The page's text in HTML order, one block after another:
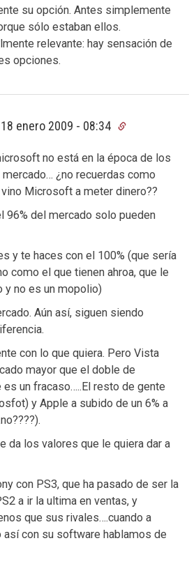
su opción. Antes simplemente
sólo estaban ellos.
relevante: hay sensación de
opciones.
18 enero 2009 - 08:34
no está en la época de los
¿no recuerdas como
Microsoft a meter dinero??
96% del mercado solo pueden
y te haces con el 100% (que sería
como el que tienen ahroa, que le
y no es un mopolio)
Aún así, siguen siendo
con lo que quiera. Pero Vista
mayor que el doble de
es un fracaso…..El resto de gente
y Apple a subido de un 6% a
da los valores que le quiera dar a
con PS3, que ha pasado de ser la
a ir la ultima en ventas, y
que sus rivales….cuando a
con su software hablamos de